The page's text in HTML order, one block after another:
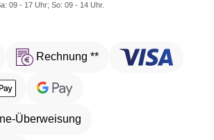
09 - 17 Uhr; So: 09 - 14 Uhr.
Rechnung **
Überweisung